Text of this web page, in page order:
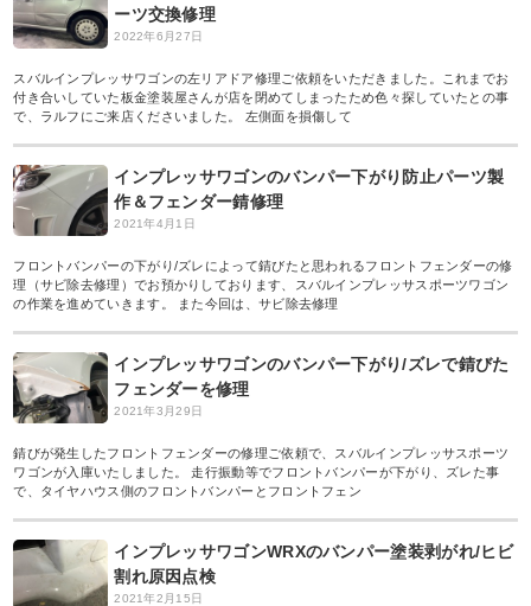
ーツ交換修理
2022年6月27日
スバルインプレッサワゴンの左リアドア修理ご依頼をいただきました。これまでお
付き合いしていた板金塗装屋さんが店を閉めてしまったため色々探していたとの事
で、ラルフにご来店くださいました。 左側面を損傷して
インプレッサワゴンのバンパー下がり防止パーツ製
作＆フェンダー錆修理
2021年4月1日
フロントバンパーの下がり/ズレによって錆びたと思われるフロントフェンダーの修
理（サビ除去修理）でお預かりしております、スバルインプレッサスポーツワゴン
の作業を進めていきます。 また今回は、サビ除去修理
インプレッサワゴンのバンパー下がり/ズレで錆びた
フェンダーを修理
2021年3月29日
錆びが発生したフロントフェンダーの修理ご依頼で、スバルインプレッサスポーツ
ワゴンが入庫いたしました。 走行振動等でフロントバンパーが下がり、ズレた事
で、タイヤハウス側のフロントバンパーとフロントフェン
インプレッサワゴンWRXのバンパー塗装剥がれ/ヒビ
割れ原因点検
2021年2月15日